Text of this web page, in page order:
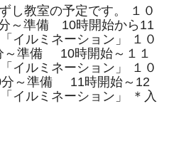
し教室の予定です。 １０
～準備 10時開始から11
イルミネーション」 １０
～準備 10時開始～１１
イルミネーション」 １０
～準備 11時開始～12
イルミネーション」 ＊入